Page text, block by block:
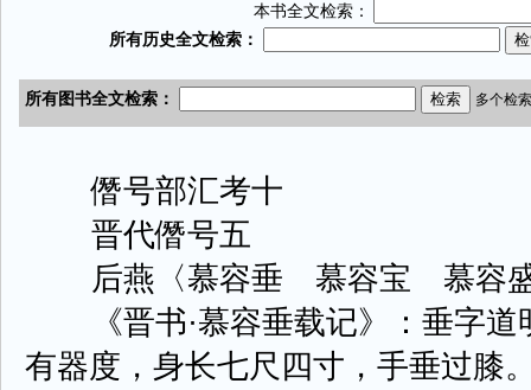
本书全文检索：
僭号部汇考十
晋代僭号五
后燕〈慕容垂 慕容宝 慕容
《晋书·慕容垂载记》：垂字道
有器度，身长七尺四寸，手垂过膝